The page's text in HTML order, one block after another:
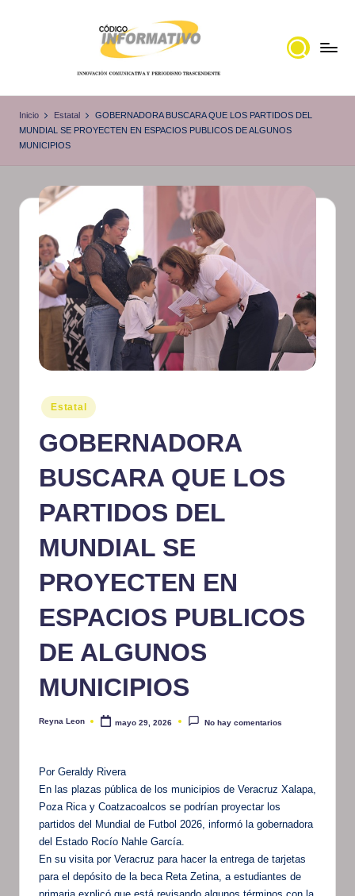
ó
d
g
n
f
o
r
m
at
iv
o
noticias
Locales,
Inicio Estatal
GOBERNADORA BUSCARA QUE LOS PARTIDOS DEL
MUNDIAL SE PROYECTEN EN ESPACIOS PUBLICOS DE ALGUNOS
MUNICIPIOS
Publicado
en
Estatal
GOBERNADORA
BUSCARA QUE LOS
PARTIDOS DEL
MUNDIAL SE
PROYECTEN EN
ESPACIOS PUBLICOS
DE ALGUNOS
MUNICIPIOS
Publicado
Reyna Leon mayo 29, 2026 No hay comentarios
Por Geraldy Rivera
En las plazas pública de los municipios de Veracruz Xalapa,
Poza Rica y Coatzacoalcos se podrían proyectar los
partidos del Mundial de Futbol 2026, informó la gobernadora
del Estado Rocío Nahle García.
En su visita por Veracruz para hacer la entrega de tarjetas
para el depósito de la beca Reta Zetina, a estudiantes de
primaria explicó que está revisando algunos términos con la